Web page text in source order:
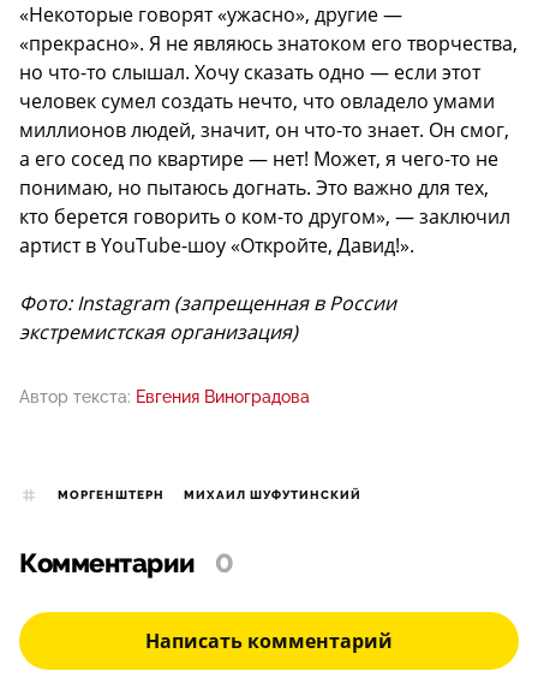
«Некоторые говорят «ужасно», другие —
«прекрасно». Я не являюсь знатоком его творчества,
но что-то слышал. Хочу сказать одно — если этот
человек сумел создать нечто, что овладело умами
миллионов людей, значит, он что-то знает. Он смог,
а его сосед по квартире — нет! Может, я чего-то не
понимаю, но пытаюсь догнать. Это важно для тех,
кто берется говорить о ком-то другом», — заключил
артист в YouTube-шоу «Откройте, Давид!».
Фото: Instagram (запрещенная в России
экстремистская организация)
Автор текста: Евгения Виноградова
МОРГЕНШТЕРН МИХАИЛ ШУФУТИНСКИЙ
Комментарии 0
Написать комментарий